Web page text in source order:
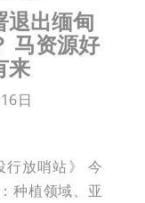
退出缅甸
马资源好
来
日
行放哨站》 今
种植领域、亚